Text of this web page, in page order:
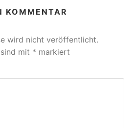
KOMMENTAR
wird nicht veröffentlicht.
mit * markiert